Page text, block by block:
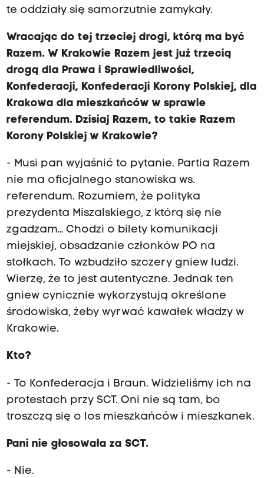
te oddziały się samorzutnie zamykały.
Wracając do tej trzeciej drogi, którą ma być
Razem. W Krakowie Razem jest już trzecią
drogą dla Prawa i Sprawiedliwości,
Konfederacji, Konfederacji Korony Polskiej, dla
Krakowa dla mieszkańców w sprawie
referendum. Dzisiaj Razem, to takie Razem
Korony Polskiej w Krakowie?
- Musi pan wyjaśnić to pytanie. Partia Razem
nie ma oficjalnego stanowiska ws.
referendum. Rozumiem, że polityka
prezydenta Miszalskiego, z którą się nie
zgadzam… Chodzi o bilety komunikacji
miejskiej, obsadzanie członków PO na
stołkach. To wzbudziło szczery gniew ludzi.
Wierzę, że to jest autentyczne. Jednak ten
gniew cynicznie wykorzystują określone
środowiska, żeby wyrwać kawałek władzy w
Krakowie.
Kto?
- To Konfederacja i Braun. Widzieliśmy ich na
protestach przy SCT. Oni nie są tam, bo
troszczą się o los mieszkańców i mieszkanek.
Pani nie głosowała za SCT.
- Nie.